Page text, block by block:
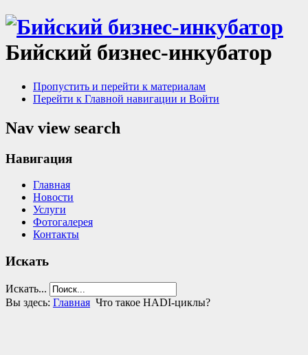
Бийский бизнес-инкубатор
Пропустить и перейти к материалам
Перейти к Главной навигации и Войти
Nav view search
Навигация
Главная
Новости
Услуги
Фотогалерея
Контакты
Искать
Искать...
Вы здесь: Главная Что такое HADI-циклы?